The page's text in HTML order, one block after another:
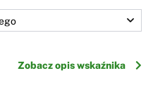
Zobacz opis wskaźnika